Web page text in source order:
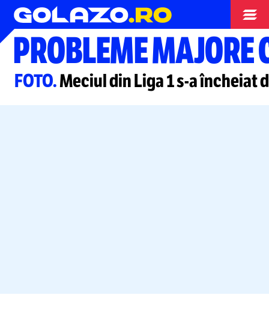
Superliga
PROBLEME MAJORE
FOTO.Meciul din Liga 1s-aîncheiat